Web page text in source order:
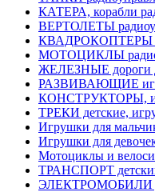
КАТЕРА, корабли
ВЕРТОЛЕТЫ
КВАДРОКОПТЕРЫ
МОТОЦИКЛЫ
ЖЕЛЕЗНЫЕ дороги
РАЗВИВАЮЩИЕ
КОНСТРУКТОРЫ,
ТРЕКИ детские,
Игрушки для
Игрушки для
Мотоциклы и
ТРАНСПОРТ
ЭЛЕКТРОМОБИЛИ